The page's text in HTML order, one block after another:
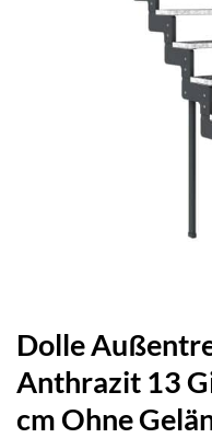
Dolle
Anthrazit 13
cm Ohne